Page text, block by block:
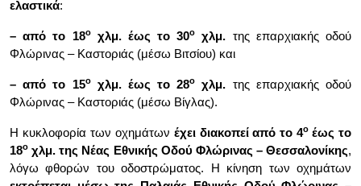
ελαστικά:
– από το 18οχλμ. έως το 30ο χλμ. της επαρχιακήςοδού
Φλώρινας – Καστοριάς (μέσω Βιτσίου) και
– από το 15οχλμ. έως το 28ο χλμ. της επαρχιακήςοδού
Φλώρινας – Καστοριάς (μέσω Βίγλας).
Η κυκλοφορία των οχημάτων έχει διακοπεί από το 4ο έως το
18ο χλμ. της Νέας Εθνικής Οδού Φλώρινας – Θεσσαλονίκης,
λόγω φθορών του οδοστρώματος. Η κίνηση των οχημάτων